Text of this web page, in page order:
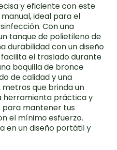
y eficiente con este
ideal para el
Con una
tanque de polietileno de
durabilidad con un diseño
el traslado durante
boquilla de bronce
de calidad y una
metros que brinda un
herramienta práctica y
para mantener tus
el mínimo esfuerzo.
en un diseño portátil y